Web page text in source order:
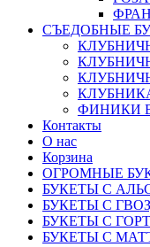
СЪЕДОБНЫЕ
ФИНИКИ
Контакты
О нас
Корзина
ОГРОМНЫЕ
БУКЕТЫ С
БУКЕТЫ С
БУКЕТЫ С
БУКЕТЫ С